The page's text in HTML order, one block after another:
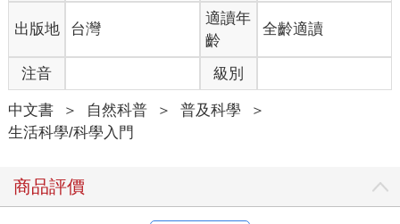
出版地 台灣
適讀年
齡
全齡適讀
注音 級別
中文書 ＞ 自然科普 ＞ 普及科學
＞
生活科學/科學入門
商品評價